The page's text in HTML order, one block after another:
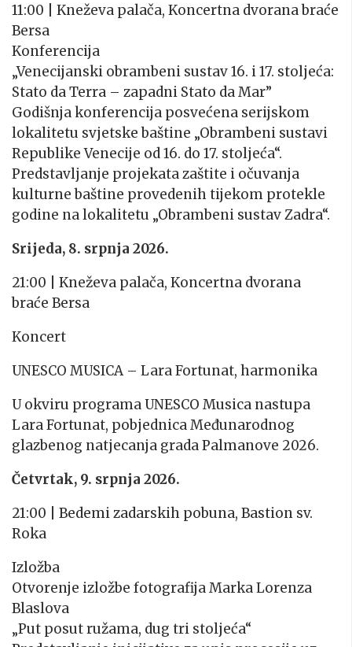
11:00 | Kneževa palača, Koncertna dvorana braće
Bersa
Konferencija
„Venecijanski obrambeni sustav 16. i 17. stoljeća:
Stato da Terra – zapadni Stato da Mar”
Godišnja konferencija posvećena serijskom
lokalitetu svjetske baštine „Obrambeni sustavi
Republike Venecije od 16. do 17. stoljeća“.
Predstavljanje projekata zaštite i očuvanja
kulturne baštine provedenih tijekom protekle
godine na lokalitetu „Obrambeni sustav Zadra“.
Srijeda, 8. srpnja 2026.
21:00 | Kneževa palača, Koncertna dvorana
braće Bersa
Koncert
UNESCO MUSICA – Lara Fortunat, harmonika
U okviru programa UNESCO Musica nastupa
Lara Fortunat, pobjednica Međunarodnog
glazbenog natjecanja grada Palmanove 2026.
Četvrtak, 9. srpnja 2026.
21:00 | Bedemi zadarskih pobuna, Bastion sv.
Roka
Izložba
Otvorenje izložbe fotografija Marka Lorenza
Blaslova
„Put posut ružama, dug tri stoljeća“